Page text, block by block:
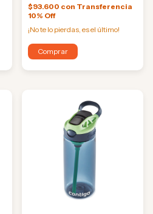
$93.600 con Transferencia
10% Off
¡No te lo pierdas, es el último!
Comprar